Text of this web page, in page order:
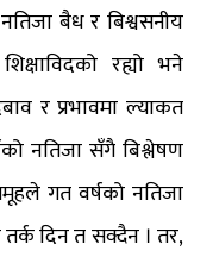
बैध र बिश्वसनीय
रह्यो भने
र प्रभावमा ल्याकत
नतिजा सँगै बिश्लेषण
गत वर्षको नतिजा
तर्क दिन त सक्दैन । तर,